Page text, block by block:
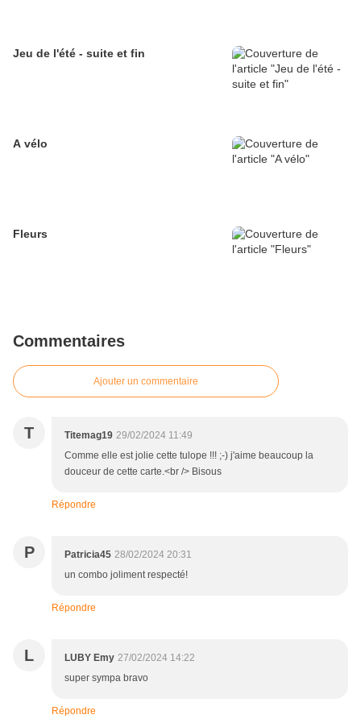
Jeu de l'été - suite et fin
A vélo
Fleurs
Commentaires
Ajouter un commentaire
T Titemag19 29/02/2024 11:49
Comme elle est jolie cette tulope !!! ;-) j'aime beaucoup la
douceur de cette carte.<br /> Bisous
Répondre
P Patricia45 28/02/2024 20:31
un combo joliment respecté!
Répondre
L LUBY Emy 27/02/2024 14:22
super sympa bravo
Répondre